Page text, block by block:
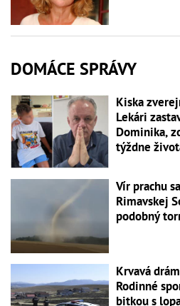
DOMÁCE SPRÁVY
Kiska
Lekári
Dominika,
týždne
Vír prachu
Rimavskej
podobný
Krvavá
Rodinné
bitkou s